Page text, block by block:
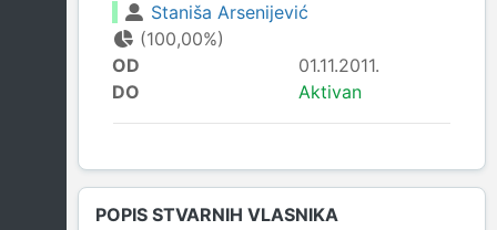
Staniša Arsenijević
(100,00%)
OD
01.11.2011.
DO
Aktivan
POPIS STVARNIH VLASNIKA